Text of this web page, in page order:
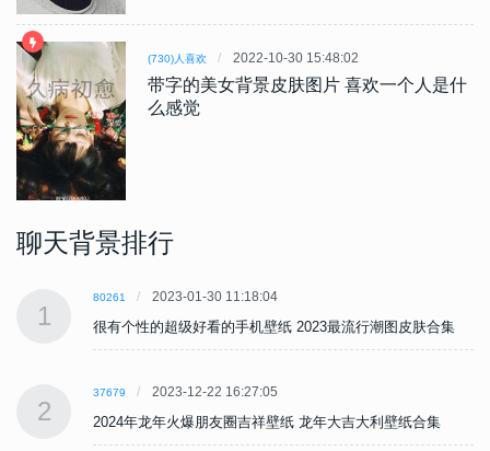
(730)人喜欢 2022-10-30 15:48:02
带字的美女背景皮肤图片 喜欢一个人是什
么感觉
聊天背景排行
1
80261 2023-01-30 11:18:04
很有个性的超级好看的手机壁纸 2023最流行潮图皮肤合集
2
37679 2023-12-22 16:27:05
2024年龙年火爆朋友圈吉祥壁纸 龙年大吉大利壁纸合集